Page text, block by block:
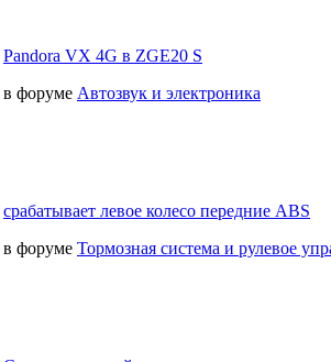
Pandora VX 4G в ZGE20 S
в форуме Автозвук и электроника
срабатывает левое колесо передние ABS
в форуме Тормозная система и рулевое